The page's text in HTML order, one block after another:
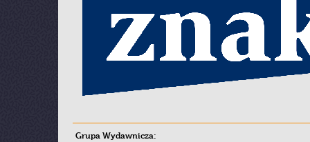
Grupa Wydawnicza: